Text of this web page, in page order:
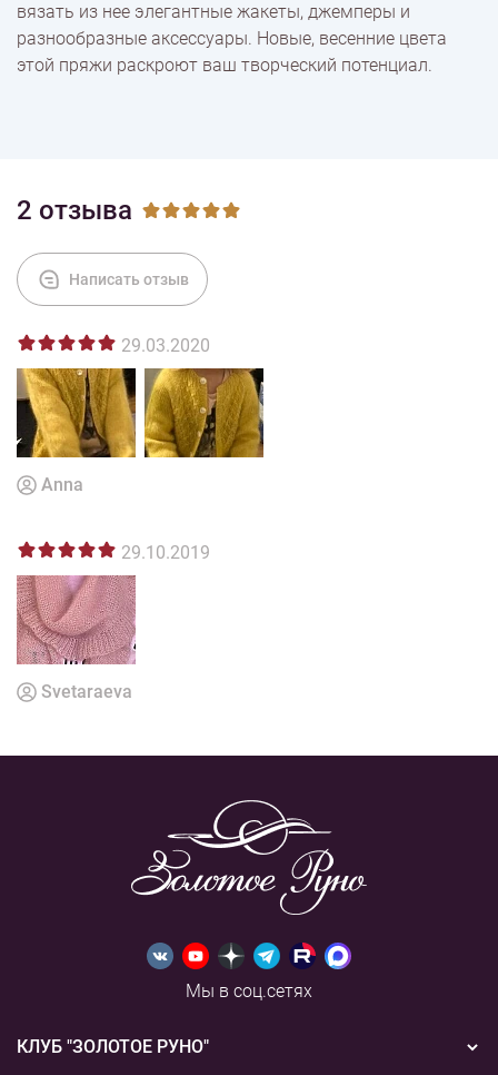
Доставка
вязать из нее элегантные жакеты, джемперы и
разнообразные аксессуары. Новые, весенние цвета
этой пряжи раскроют ваш творческий потенциал.
2 отзыва
Написать отзыв
29.03.2020
Anna
29.10.2019
Svetaraeva
Мы в соц.сетях
КЛУБ "ЗОЛОТОЕ РУНО"